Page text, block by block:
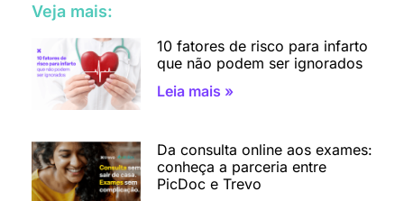
Veja mais:
10 fatores de risco para infarto
que não podem ser ignorados
Leia mais »
Da consulta online aos exames:
conheça a parceria entre
PicDoc e Trevo